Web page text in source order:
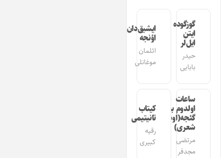
گوزگوده
ایتن
ایل‌لر
حیدر
بابایی
ایشیق‌دان
اؤنجه
ائلمان
موغانلی
ساعات
اولدوم بیر
گئجه(اوشاق
شعری)
مرتضی
مجدفر
کیتاب
تانیتیمی
رقیه
کبیری